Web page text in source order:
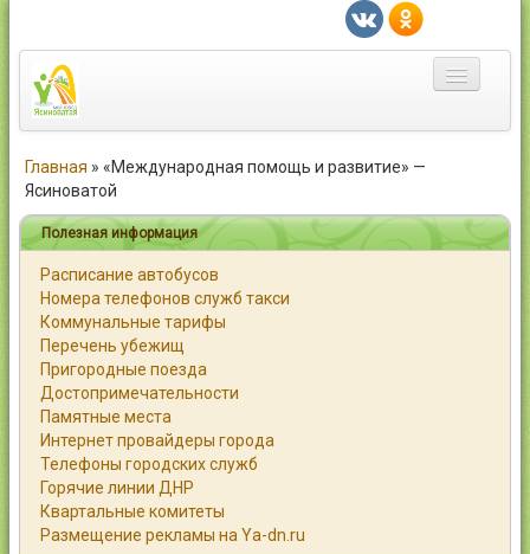
Статьи
Каталог
Справочник
Работа
Объявления
Помощь
Главная » «Международная помощь и развитие» —
Ясиноватой
Полезная информация
Расписание автобусов
Номера телефонов служб такси
Коммунальные тарифы
Перечень убежищ
Пригородные поезда
Достопримечательности
Памятные места
Интернет провайдеры города
Телефоны городских служб
Горячие линии ДНР
Квартальные комитеты
Размещение рекламы на Ya-dn.ru